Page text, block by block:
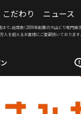
こだわり ニュース
で、総席数！2009年創業の大山どり専門焼
人を超えるお客様にご愛顧頂いております。